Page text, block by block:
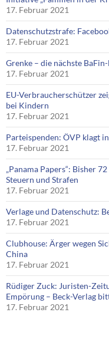
17. Februar 2021
Datenschutzstrafe:
17. Februar 2021
Grenke – die nächste
17. Februar 2021
EU-Verbraucherschützer
bei Kindern
17. Februar 2021
Parteispenden: ÖVP klagt
17. Februar 2021
„Panama Papers“: Bisher
Steuern und Strafen
17. Februar 2021
Verlage und Datenschutz:
17. Februar 2021
Clubhouse: Ärger wegen
China
17. Februar 2021
Rüdiger Zuck: Juristen-
Empörung – Beck-Verlag
17. Februar 2021